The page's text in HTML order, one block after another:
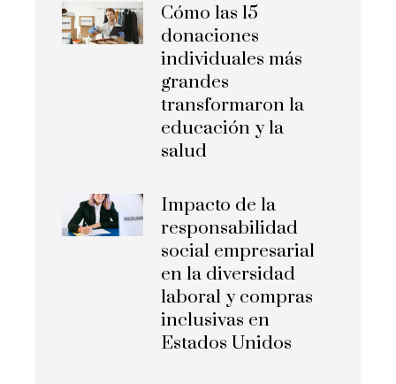
Cómo las 15
donaciones
individuales más
grandes
transformaron la
educación y la
salud
Impacto de la
responsabilidad
social empresarial
en la diversidad
laboral y compras
inclusivas en
Estados Unidos